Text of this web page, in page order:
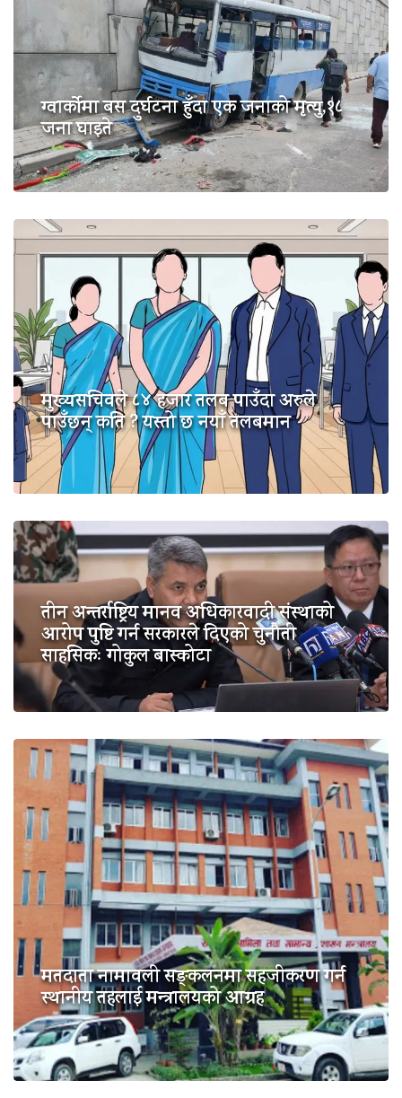
ग्वार्कोमा बस दुर्घटना हुँदा एक जनाको मृत्यु,१८
जना घाइते
मुख्यसचिवले ८४ हजार तलब पाउँदा अरुले
पाउँछन् कति ? यस्तो छ नयाँ तलबमान
तीन अन्तर्राष्ट्रिय मानव अधिकारवादी संस्थाको
आरोप पुष्टि गर्न सरकारले दिएको चुनौती
साहसिकः गोकुल बास्कोटा
मतदाता नामावली सङ्कलनमा सहजीकरण गर्न
स्थानीय तहलाई मन्त्रालयको आग्रह